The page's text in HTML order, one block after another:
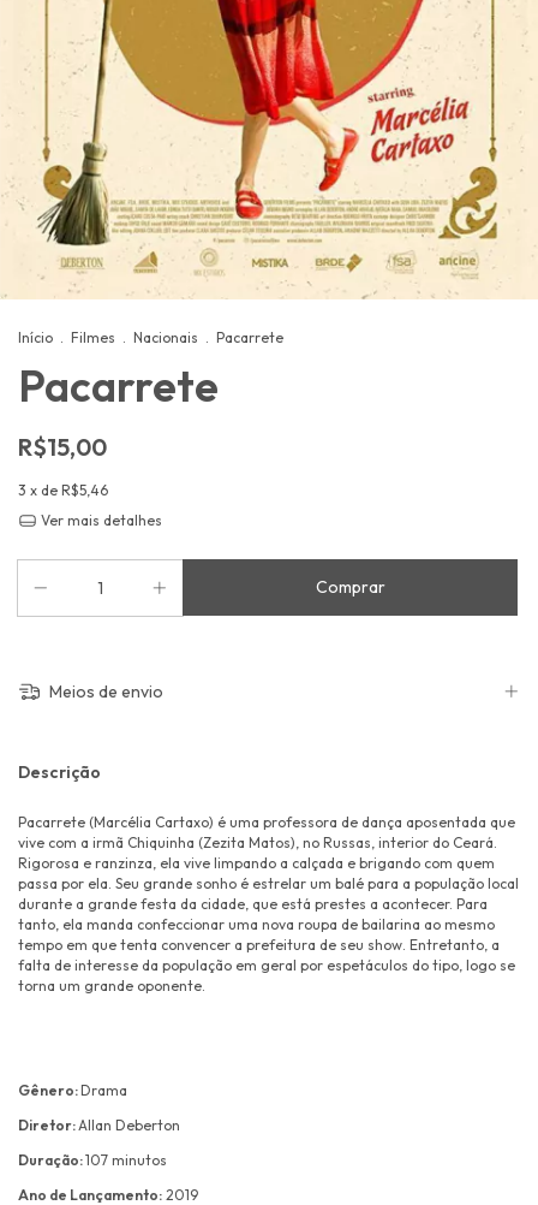
Início . Filmes . Nacionais . Pacarrete
Pacarrete
R$15,00
3 x de R$5,46
Ver mais detalhes
Meios de envio
Descrição
Pacarrete (Marcélia Cartaxo) é uma professora de dança aposentada que
vive com a irmã Chiquinha (Zezita Matos), no Russas, interior do Ceará.
Rigorosa e ranzinza, ela vive limpando a calçada e brigando com quem
passa por ela. Seu grande sonho é estrelar um balé para a população local
durante a grande festa da cidade, que está prestes a acontecer. Para
tanto, ela manda confeccionar uma nova roupa de bailarina ao mesmo
tempo em que tenta convencer a prefeitura de seu show. Entretanto, a
falta de interesse da população em geral por espetáculos do tipo, logo se
torna um grande oponente.
Gênero:Drama
Diretor: Allan Deberton
Duração:107 minutos
Ano de Lançamento: 2019